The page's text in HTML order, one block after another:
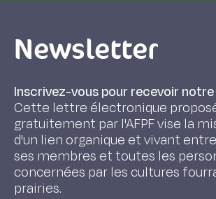
Newsletter
Inscrivez-vous pour recevoir
Cette lettre électronique
gratuitement par l'AFPF vise la
d'un lien organique et vivant
ses membres et toutes les
concernées par les cultures
prairies.